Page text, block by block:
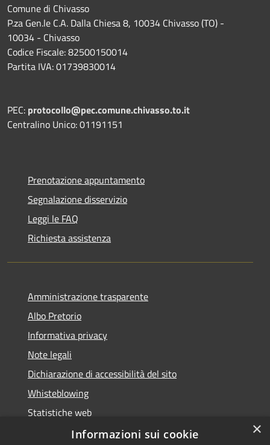
Comune di Chivasso
P.za Gen.le C.A. Dalla Chiesa 8, 10034 Chivasso (TO) -
10034 - Chivasso
Codice Fiscale: 82500150014
Partita IVA: 01739830014
PEC: protocollo@pec.comune.chivasso.to.it
Centralino Unico: 01191151
Prenotazione appuntamento
Segnalazione disservizio
Leggi le FAQ
Richiesta assistenza
Amministrazione trasparente
Albo Pretorio
Informativa privacy
Note legali
Dichiarazione di accessibilità del sito
Whisteblowing
Statistiche web
Segnalazioni di non conformità
×
Informazioni sui cookie